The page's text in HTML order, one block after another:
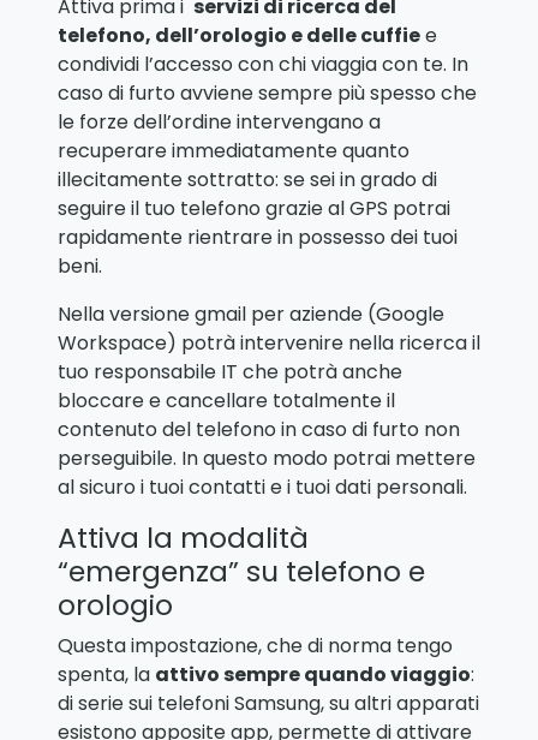
Attiva prima i servizi di ricerca del
telefono, dell’orologio e delle cuffiee
condividi l’accesso con chi viaggia con te. In
caso di furto avviene sempre più spesso che
le forze dell’ordine intervengano a
recuperare immediatamente quanto
illecitamente sottratto: se sei in grado di
seguire il tuo telefono grazie al GPS potrai
rapidamente rientrare in possesso dei tuoi
beni.
Nella versione gmail per aziende (Google
Workspace) potrà intervenire nella ricerca il
tuo responsabile IT che potrà anche
bloccare e cancellare totalmente il
contenuto del telefono in caso di furto non
perseguibile. In questo modo potrai mettere
al sicuro i tuoi contatti e i tuoi dati personali.
Attiva la modalità
“emergenza” su telefono e
orologio
Questa impostazione, che di norma tengo
spenta, la attivo sempre quando viaggio:
di serie sui telefoni Samsung, su altri apparati
esistono apposite app, permette di attivare